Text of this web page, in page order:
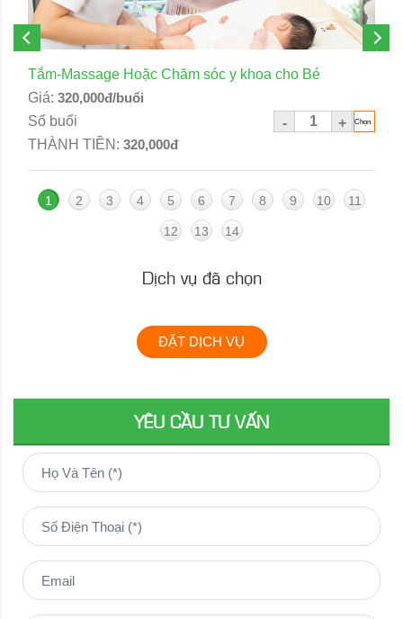
Tắm-Massage Hoặc Chăm sóc y khoa cho Bé
Giá: 320,000đ/buổi
Số buổi
-
+
THÀNH TIỀN: 320,000đ
1 2 3 4 5 6 7 8 9 10 11
12 13 14
Dịch vụ đã chọn
ĐẶT DỊCH VỤ
YÊU CẦU TƯ VẤN